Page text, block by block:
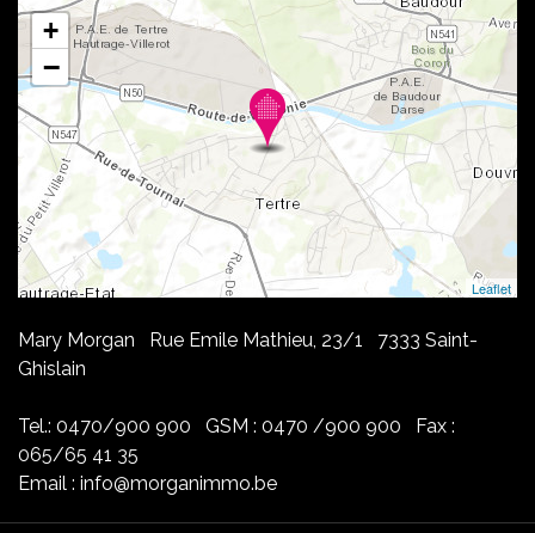
+
−
Leaflet
Mary Morgan Rue Emile Mathieu, 23/1 7333 Saint-
Ghislain
Tel.: 0470/900 900 GSM : 0470 /900 900 Fax :
065/65 41 35
Email : info@morganimmo.be